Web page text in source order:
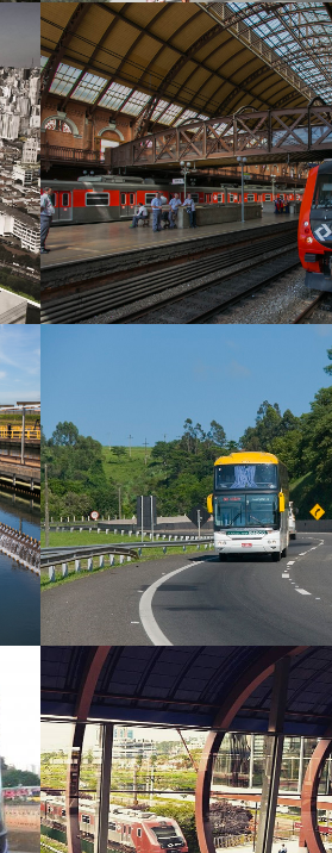
Linha 11 - Coral
Transporte Rodoviário
de Passageiros -
Linha 08 Diamante e
Esmeralda de Trens